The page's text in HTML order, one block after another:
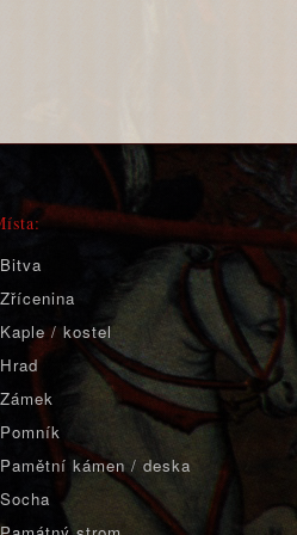
Bitva
Zřícenina
Kaple / kostel
Hrad
Zámek
Pomník
Pamětní kámen / deska
Socha